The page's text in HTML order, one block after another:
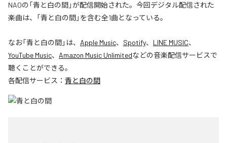
NAOの「青と白の間」が配信開始された。今回デジタル配信された
楽曲は、「青と白の間」を含む全1曲となっている。
なお「青と白の間」は、 Apple Music、 Spotify、 LINE MUSIC、
YouTube Music、 Amazon Music Unlimitedなどの音楽配信サービスで
聴くことができる。
各配信サービス： 青と白の間